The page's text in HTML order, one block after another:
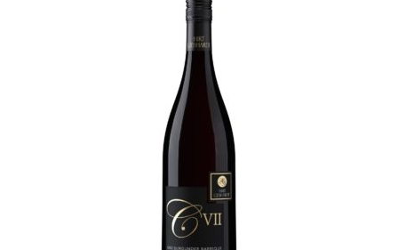
C7 Magnum
44,50€
WEITERLESEN